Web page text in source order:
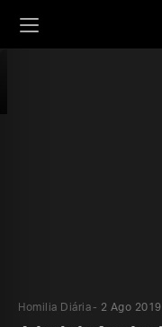
Homilia Diária 2 Ago 2019